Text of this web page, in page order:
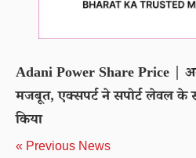
Adani Power Share Price |
मजबूत, एक्सपर्ट ने सपोर्ट लेवल के
किया
« Previous News